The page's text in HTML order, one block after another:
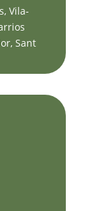
Vila-
Sant